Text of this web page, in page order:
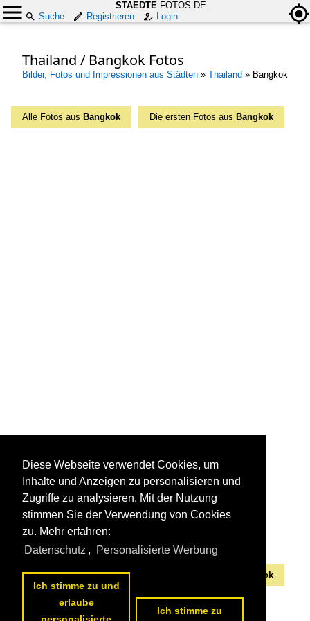
STAEDTE-FOTOS.DE
Suche
Registrieren Login
Thailand / Bangkok Fotos
Bilder, Fotos und Impressionen aus Städten » Thailand » Bangkok
Alle Fotos aus Bangkok Die ersten Fotos aus Bangkok
Sehenswürdigkeiten
Alle Fotos ausBangkok Bangkok
Diese Webseite verwendet Cookies, um
Inhalte und Anzeigen zu personalisieren und
Zugriffe zu analysieren. Mit der Nutzung
stimmen Sie der Verwendung von Cookies
zu. Mehr erfahren:
Datenschutz , Personalisierte Werbung
Ich stimme zu und
erlaube
Ich stimme zu